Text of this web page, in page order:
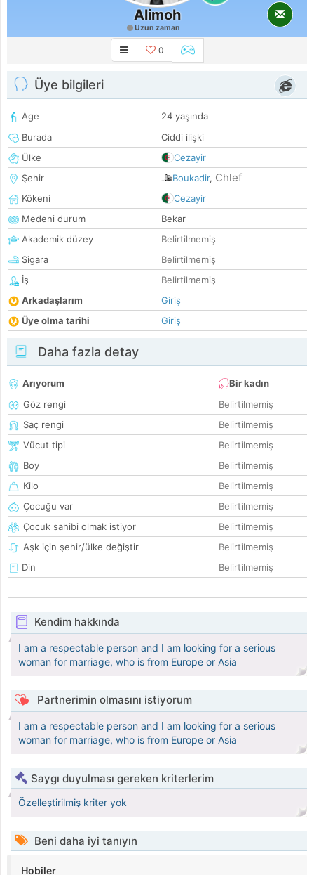
Alimoh
Uzun zaman
0
Üye bilgileri
Age
24 yaşında
Burada
Ciddi ilişki
Ülke
Cezayir
Şehir
Boukadir, Chlef
Kökeni
Cezayir
Medeni durum
Bekar
Akademik düzey
Belirtilmemiş
Sigara
Belirtilmemiş
İş
Belirtilmemiş
Arkadaşlarım
Giriş
Üye olma tarihi
Giriş
Daha fazla detay
Arıyorum
Bir kadın
Göz rengi
Belirtilmemiş
Saç rengi
Belirtilmemiş
Vücut tipi
Belirtilmemiş
Boy
Belirtilmemiş
Kilo
Belirtilmemiş
Çocuğu var
Belirtilmemiş
Çocuk sahibi olmak istiyor
Belirtilmemiş
Aşk için şehir/ülke değiştir
Belirtilmemiş
Din
Belirtilmemiş
Kendim hakkında
I am a respectable person and I am looking for a serious
woman for marriage, who is from Europe or Asia
Partnerimin olmasını istiyorum
I am a respectable person and I am looking for a serious
woman for marriage, who is from Europe or Asia
Saygı duyulması gereken kriterlerim
Özelleştirilmiş kriter yok
Beni daha iyi tanıyın
Hobiler